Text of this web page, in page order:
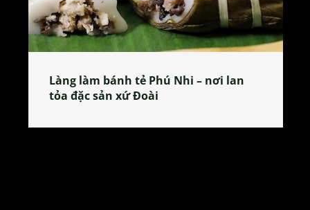
Làng làm bánh tẻ Phú Nhi – nơi lan
tỏa đặc sản xứ Đoài